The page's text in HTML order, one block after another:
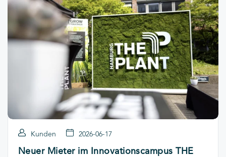
Kunden 2026-06-17
Neuer Mieter im Innovationscampus THE